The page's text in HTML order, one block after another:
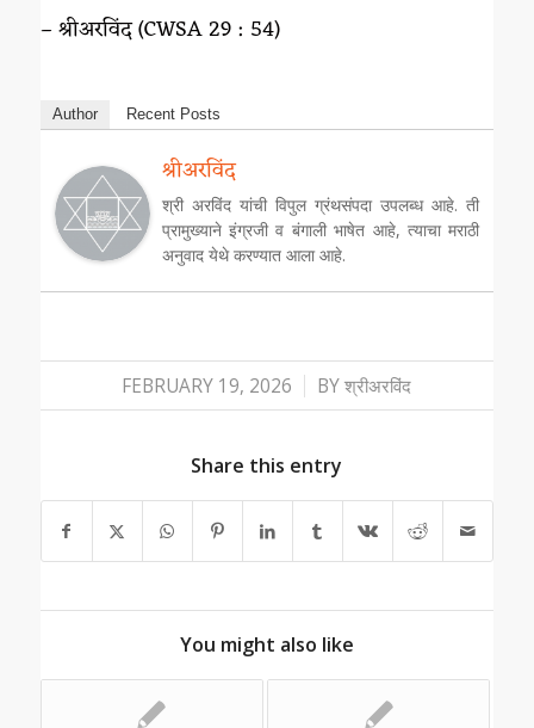
– श्रीअरविंद (CWSA 29 : 54)
Author Recent Posts
श्रीअरविंद
श्री अरविंद यांची विपुल ग्रंथसंपदा उपलब्ध आहे. ती
प्रामुख्याने इंग्रजी व बंगाली भाषेत आहे, त्याचा मराठी
अनुवाद येथे करण्यात आला आहे.
FEBRUARY 19, 2026
/ BYश्रीअरविंद
Share this entry
You might also like